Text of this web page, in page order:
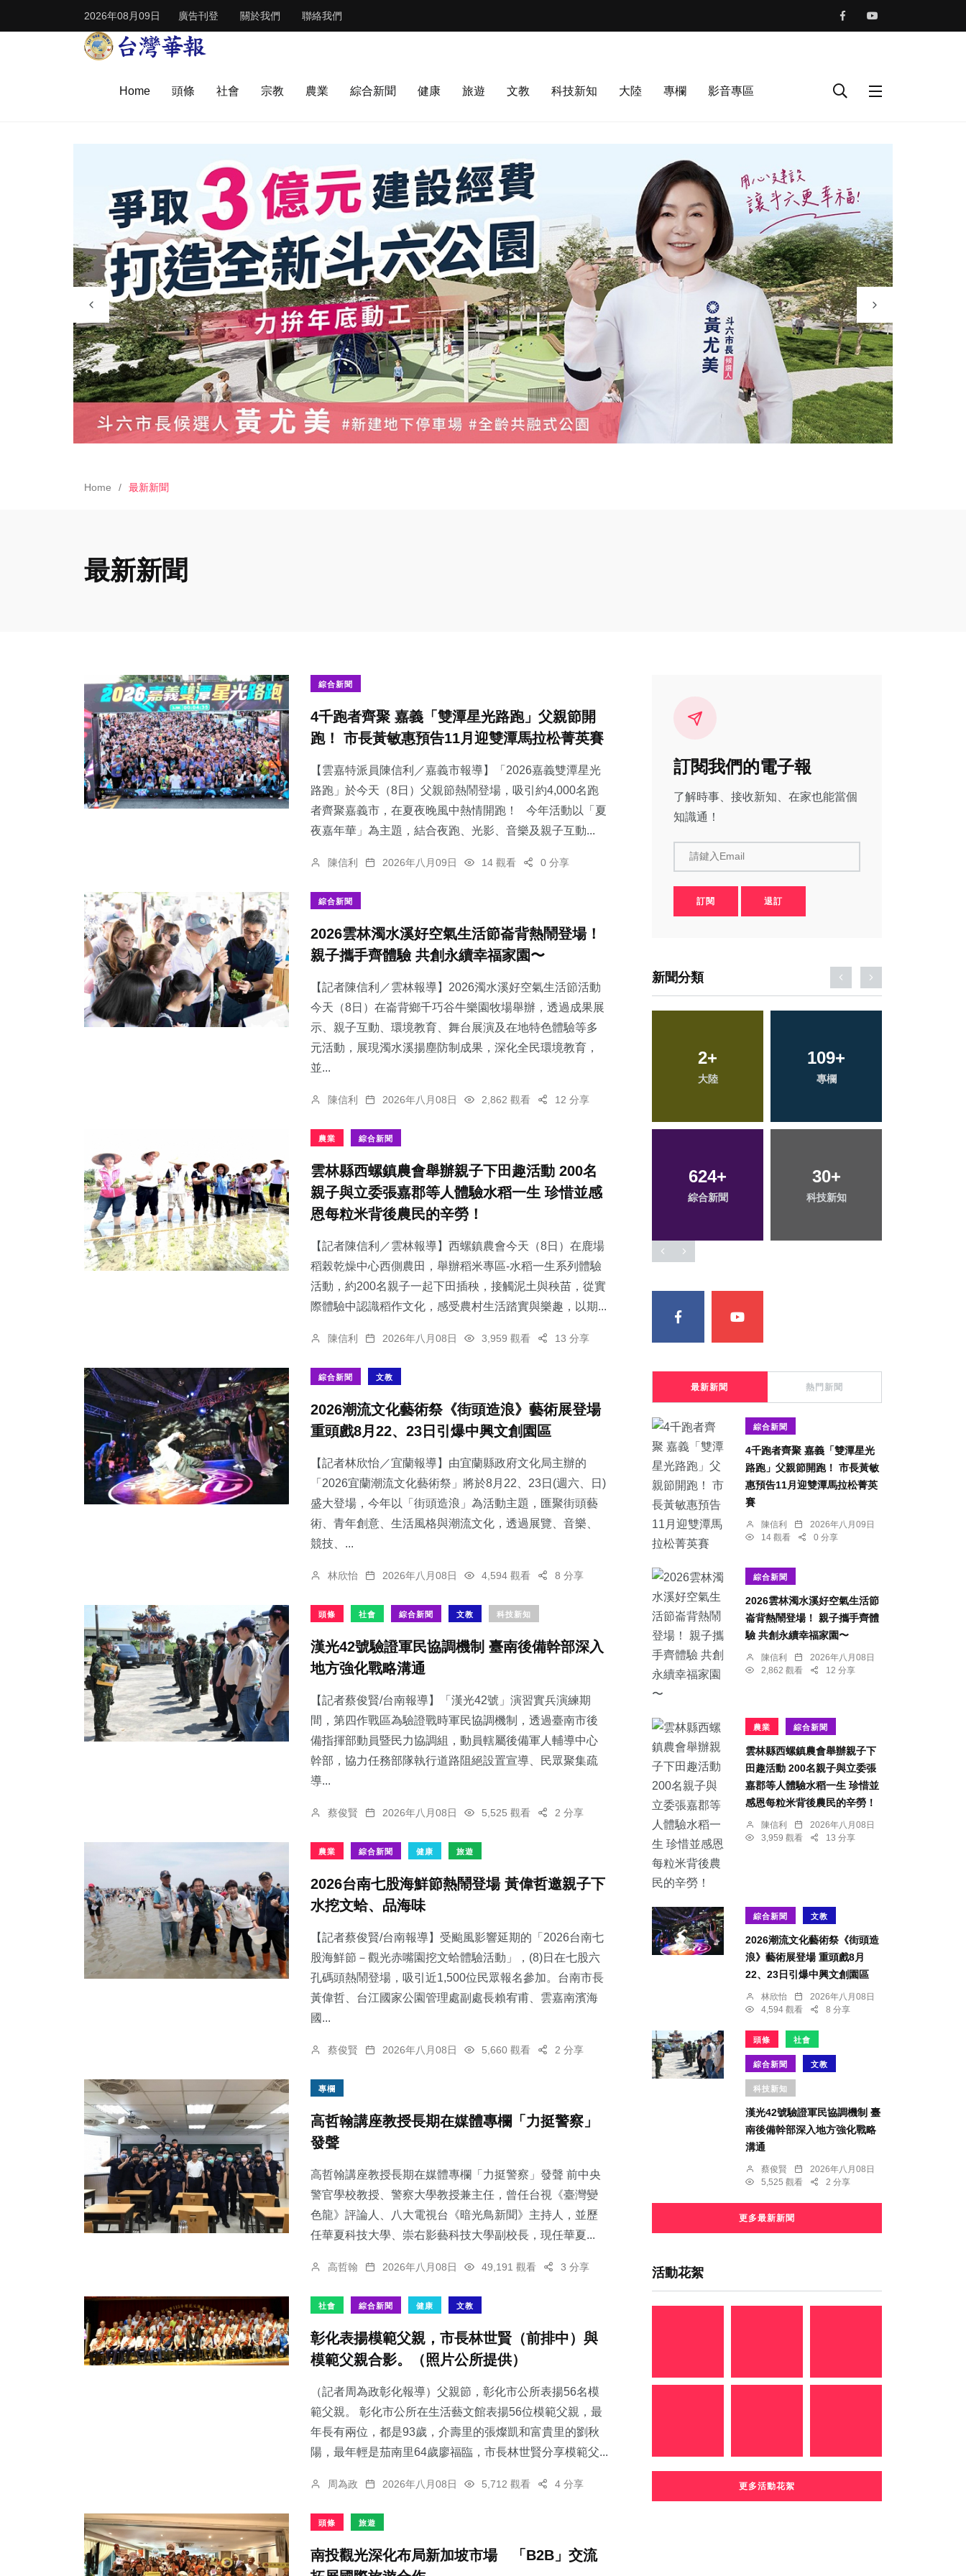
2026年08月09日 廣告刊登 關於我們 聯絡我們
Home 頭條 社會 宗教 農業 綜合新聞 健康 旅遊 文教 科技新知 大陸 專欄 影音專區
Home 最新新聞
最新新聞
綜合新聞
4千跑者齊聚 嘉義「雙潭星光路跑」父親節開
跑！ 市長黃敏惠預告11月迎雙潭馬拉松菁英賽
【雲嘉特派員陳信利／嘉義市報導】「2026嘉義雙潭星光
路跑」於今天（8日）父親節熱鬧登場，吸引約4,000名跑
者齊聚嘉義市，在夏夜晚風中熱情開跑！ 今年活動以「夏
夜嘉年華」為主題，結合夜跑、光影、音樂及親子互動...
陳信利 2026年八月09日 14 觀看 0 分享
綜合新聞
2026雲林濁水溪好空氣生活節崙背熱鬧登場！
親子攜手齊體驗 共創永續幸福家園〜
【記者陳信利／雲林報導】2026濁水溪好空氣生活節活動
今天（8日）在崙背鄉千巧谷牛樂園牧場舉辦，透過成果展
示、親子互動、環境教育、舞台展演及在地特色體驗等多
元活動，展現濁水溪揚塵防制成果，深化全民環境教育，
並...
陳信利 2026年八月08日 2,862 觀看 12 分享
農業 綜合新聞
雲林縣西螺鎮農會舉辦親子下田趣活動 200名
親子與立委張嘉郡等人體驗水稻一生 珍惜並感
恩每粒米背後農民的辛勞！
【記者陳信利／雲林報導】西螺鎮農會今天（8日）在鹿場
稻榖乾燥中心西側農田，舉辦稻米專區-水稻一生系列體驗
活動，約200名親子一起下田插秧，接觸泥土與秧苗，從實
際體驗中認識稻作文化，感受農村生活踏實與樂趣，以期...
陳信利 2026年八月08日 3,959 觀看 13 分享
綜合新聞 文教
2026潮流文化藝術祭《街頭造浪》藝術展登場
重頭戲8月22、23日引爆中興文創園區
【記者林欣怡／宜蘭報導】由宜蘭縣政府文化局主辦的
「2026宜蘭潮流文化藝術祭」將於8月22、23日(週六、日)
盛大登場，今年以「街頭造浪」為活動主題，匯聚街頭藝
術、青年創意、生活風格與潮流文化，透過展覽、音樂、
競技、...
林欣怡 2026年八月08日 4,594 觀看 8 分享
頭條 社會 綜合新聞 文教 科技新知
漢光42號驗證軍民協調機制 臺南後備幹部深入
地方強化戰略溝通
【記者蔡俊賢/台南報導】「漢光42號」演習實兵演練期
間，第四作戰區為驗證戰時軍民協調機制，透過臺南市後
備指揮部動員暨民力協調組，動員轄屬後備軍人輔導中心
幹部，協力任務部隊執行道路阻絕設置宣導、民眾聚集疏
導...
蔡俊賢 2026年八月08日 5,525 觀看 2 分享
農業 綜合新聞 健康 旅遊
2026台南七股海鮮節熱鬧登場 黃偉哲邀親子下
水挖文蛤、品海味
【記者蔡俊賢/台南報導】受颱風影響延期的「2026台南七
股海鮮節－觀光赤嘴園挖文蛤體驗活動」，(8)日在七股六
孔碼頭熱鬧登場，吸引近1,500位民眾報名參加。台南市長
黃偉哲、台江國家公園管理處副處長賴宥甫、雲嘉南濱海
國...
蔡俊賢 2026年八月08日 5,660 觀看 2 分享
專欄
高哲翰講座教授長期在媒體專欄「力挺警察」
發聲
高哲翰講座教授長期在媒體專欄「力挺警察」發聲 前中央
警官學校教授、警察大學教授兼主任，曾任台視《臺灣變
色龍》評論人、八大電視台《暗光鳥新聞》主持人，並歷
任華夏科技大學、崇右影藝科技大學副校長，現任華夏...
高哲翰 2026年八月08日 49,191 觀看 3 分享
社會 綜合新聞 健康 文教
彰化表揚模範父親，市長林世賢（前排中）與
模範父親合影。（照片公所提供）
（記者周為政彰化報導）父親節，彰化市公所表揚56名模
範父親。 彰化市公所在生活藝文館表揚56位模範父親，最
年長有兩位，都是93歲，介壽里的張燦凱和富貴里的劉秋
陽，最年輕是茄南里64歲廖福臨，市長林世賢分享模範父...
周為政 2026年八月08日 5,712 觀看 4 分享
頭條 旅遊
南投觀光深化布局新加坡市場 「B2B」交流
訂閱我們的電子報
了解時事、接收新知、在家也能當個
知識通！
請鍵入Email
訂閱 退訂
新聞分類
185+
健康
151+
45+
頭條
2+ 109
624 +
綜合新聞
30
科技新知
369
社會
57+
宗教
204+
文教
194+
健康
最新新聞 熱門新聞
綜合新聞
4千跑者齊聚 嘉義「雙潭星光
路跑」父親節開跑！ 市長黃敏
惠預告11月迎雙潭馬拉松菁英
賽
陳信利
2026年八月09日
14 觀看
0 分享
綜合新聞
2026雲林濁水溪好空氣生活節
崙背熱鬧登場！ 親子攜手齊體
驗 共創永續幸福家園〜
陳信利
2026年八月08日
2,862 觀看
12 分享
農業 綜合新聞
雲林縣西螺鎮農會舉辦親子下
田趣活動 200名親子與立委張
嘉郡等人體驗水稻一生 珍惜並
感恩每粒米背後農民的辛勞！
陳信利
2026年八月08日
3,959 觀看
13 分享
綜合新聞 文教
2026潮流文化藝術祭《街頭造
浪》藝術展登場 重頭戲8月
22、23日引爆中興文創園區
林欣怡
2026年八月08日
4,594 觀看
8 分享
頭條 社會
綜合新聞 文教
科技新知
漢光42號驗證軍民協調機制 臺
南後備幹部深入地方強化戰略
溝通
蔡俊賢
2026年八月08日
5,525 觀看
2 分享
更多最新新聞
活動花絮
更多活動花絮